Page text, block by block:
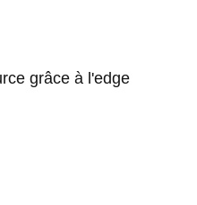
grâce à l'edge